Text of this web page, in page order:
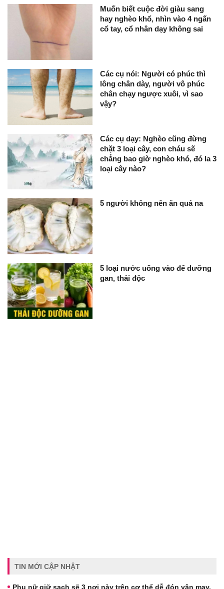
Muốn biết cuộc đời giàu sang
hay nghèo khổ, nhìn vào 4 ngấn
cổ tay, cổ nhân dạy không sai
Các cụ nói: Người có phúc thì
lông chân dày, người vô phúc
chân chạy ngược xuôi, vì sao
vậy?
Các cụ dạy: Nghèo cũng đừng
chặt 3 loại cây, con cháu sẽ
chẳng bao giờ nghèo khó, đó la 3
loại cây nào?
5 người không nên ăn quả na
5 loại nước uống vào để dưỡng
gan, thải độc
TIN MỚI CẬP NHẬT
Phụ nữ giữ sạch sẽ 3 nơi này trên cơ thể dễ đón vận may,